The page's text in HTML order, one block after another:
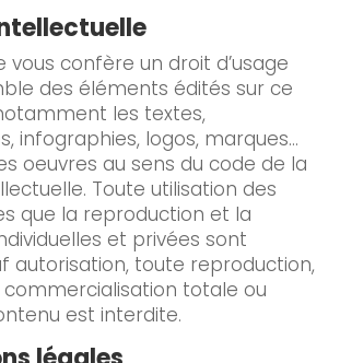
vous confère un droit d’usage
des éléments édités sur ce
les textes,
infographies, logos, marques…
oeuvres au sens du code de la
Toute utilisation des
que la reproduction et la
et privées sont
autorisation, toute reproduction,
totale ou
est interdite.